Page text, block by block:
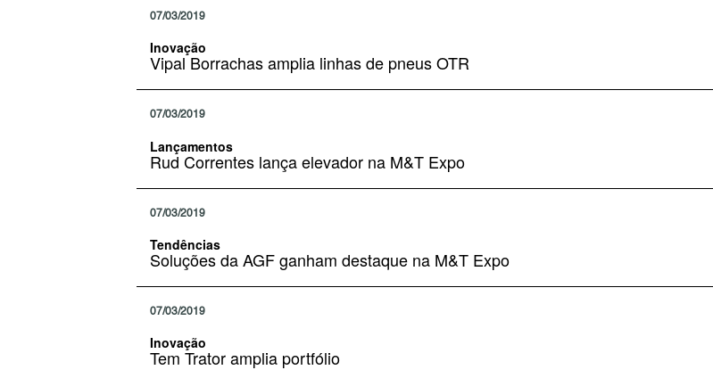
07/03/2019
Inovação
Vipal Borrachas amplia linhas de pneus OTR
07/03/2019
Lançamentos
Rud Correntes lança elevador na M&T Expo
07/03/2019
Tendências
Soluções da AGF ganham destaque na M&T Expo
07/03/2019
Inovação
Tem Trator amplia portfólio